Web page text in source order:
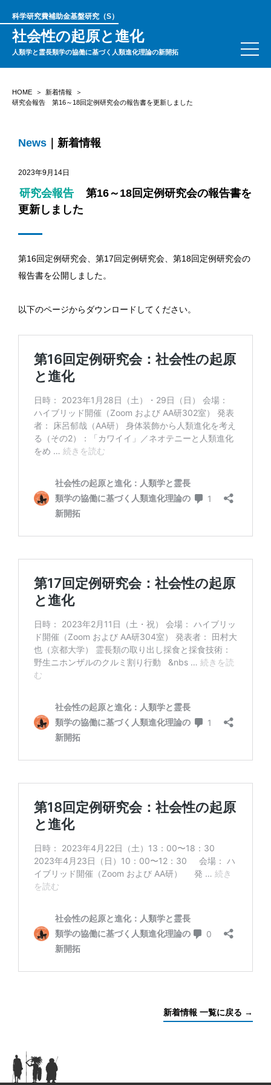
科学研究費補助金基盤研究（S）
社会性の起原と進化
人類学と霊長類学の協働に基づく人類進化理論の新開拓
HOME
新着情報
研究会報告 第16～18回定例研究会の報告書を更新しました
News ｜新着情報
2023年9月14日
研究会報告 第16～18回定例研究会の報告書を
更新しました
第16回定例研究会、第17回定例研究会、第18回定例研究会の
報告書を公開しました。
以下のページからダウンロードしてください。
新着情報 一覧に戻る →